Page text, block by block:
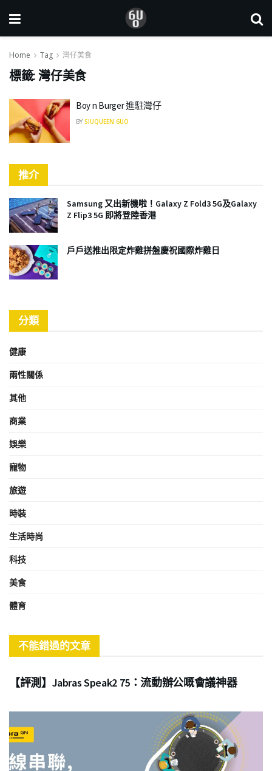
Home Tag 灣仔美食
標籤:灣仔美食
Boy n Burger 進駐灣仔
BY SIUQUEEN 6UO
推介
Samsung 又出新機啦！Galaxy Z Fold3 5G及Galaxy
Z Flip3 5G 即將登陸香港
戶戶送推出限定炸雞拼盤慶祝國際炸雞日
分類
健康
兩性關係
其他
商業
娛樂
寵物
旅遊
時裝
生活時尚
科技
美食
體育
不能錯過的文章
商業
【評測】Jabras Speak2 75：流動辦公嘅會議神器